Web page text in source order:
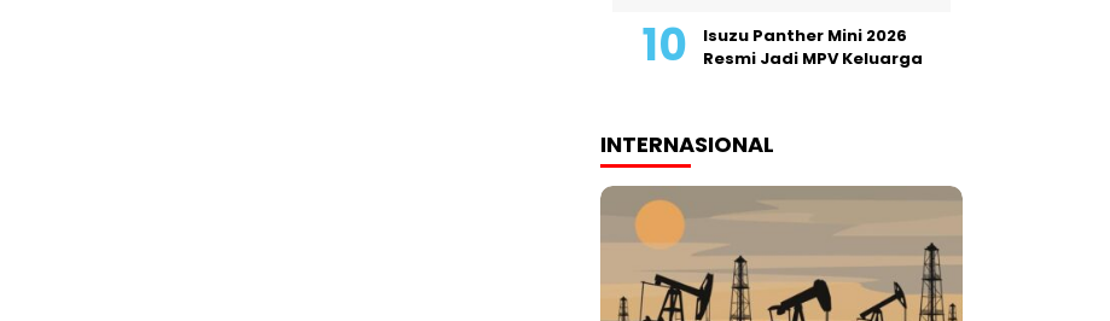
Isuzu Panther Mini 2026
Resmi Jadi MPV Keluarga
INTERNASIONAL